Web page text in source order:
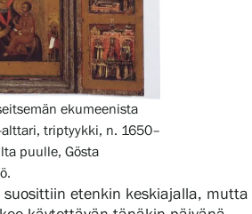
ekumeenista
triptyykki, n. 1650–
puulle, Gösta
etenkin keskiajalla, mutta